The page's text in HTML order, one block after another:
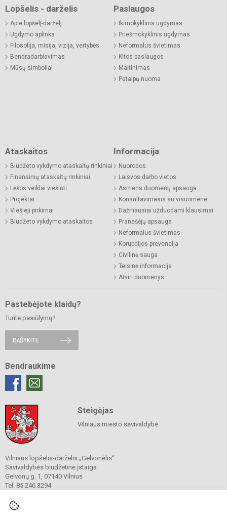
Lopšelis - darželis
Apie lopšelį-darželį
Ugdymo aplinka
Filosofija, misija, vizija, vertybės
Bendradarbiavimas
Mūsų simboliai
Paslaugos
Ikimokyklinis ugdymas
Priešmokyklinis ugdymas
Neformalus švietimas
Kitos paslaugos
Maitinimas
Patalpų nuoma
Ataskaitos
Biudžeto vykdymo ataskaitų rinkiniai
Finansinių ataskaitų rinkiniai
Lėšos veiklai viešinti
Projektai
Viešieji pirkimai
Biudžeto vykdymo ataskaitos
Informacija
Nuorodos
Laisvos darbo vietos
Asmens duomenų apsauga
Konsultavimasis su visuomene
Dažniausiai užduodami klausimai
Pranešėjų apsauga
Neformalus švietimas
Korupcijos prevencija
Civilinė sauga
Teisinė informacija
Atviri duomenys
Pastebėjote klaidų?
Turite pasiūlymų?
RAŠYKITE
Bendraukime
Steigėjas
Vilniaus miesto savivaldybė
Vilniaus lopšelis-darželis „Gelvonėlis“
Savivaldybės biudžetinė įstaiga
Gelvonų g. 1, 07140 Vilnius
Tel. 85 246 3294
El. p.
El. p.